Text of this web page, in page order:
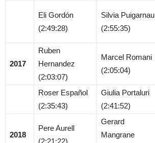
Eli Gordón
(2:49:28)
Silvia Puigarnau
(2:55:35)
2017
Ruben
Hernandez
(2:03:07)
Marcel Romani
(2:05:04)
Roser Español
(2:35:43)
Giulia Portaluri
(2:41:52)
2018
Pere Aurell
(2:21:22)
Gerard
Mangrane